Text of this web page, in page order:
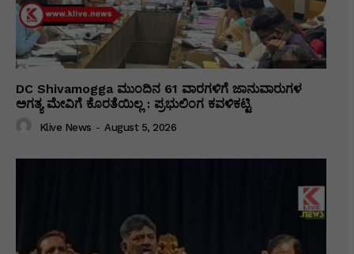
DC Shivamogga ಮುಂದಿನ 61 ವಾರಗಳಿಗೆ ಜಾನುವಾರುಗಳ
ಅಗತ್ಯ ಮೇವಿಗೆ ಕೊರತೆಯಿಲ್ಲ : ಪ್ರಭುಲಿಂಗ ಕವಳಿಕಟ್ಟಿ
Klive News - August 5, 2026